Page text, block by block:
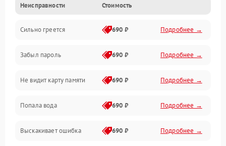
Экран и изображение
Дисплей
Экран (дисплей)
Связь
Разговор (микрофон, динамик)
Перегрев и нестабильная работа
Неисправности Стоимость
Сильно греется 690 ₽ Подробнее →
Забыл пароль 690 ₽ Подробнее →
Не видит карту памяти 690 ₽ Подробнее →
Попала вода 690 ₽ Подробнее →
Выскакивает ошибка 690 ₽ Подробнее →